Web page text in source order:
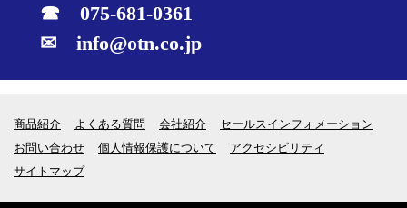
☎ 075-681-0361
✉ info@otn.co.jp
商品紹介 よくある質問 会社紹介
セールスインフォメーション
お問い合わせ
個人情報保護について
アクセシビリティ
サイトマップ